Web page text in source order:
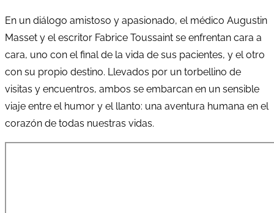
En un diálogo amistoso y apasionado, el médico Augustin
Masset y el escritor Fabrice Toussaint se enfrentan cara a
cara, uno con el final de la vida de sus pacientes, y el otro
con su propio destino. Llevados por un torbellino de
visitas y encuentros, ambos se embarcan en un sensible
viaje entre el humor y el llanto: una aventura humana en el
corazón de todas nuestras vidas.